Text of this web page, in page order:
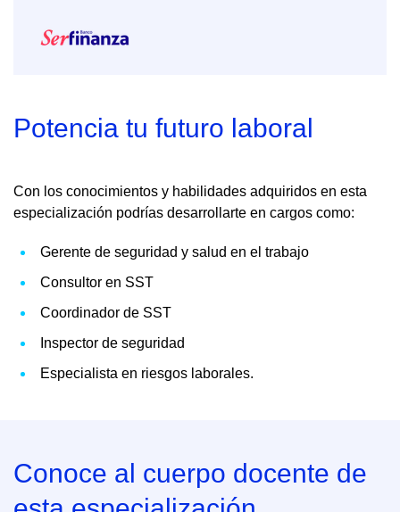
Potencia tu futuro laboral
Con los conocimientos y habilidades adquiridos en esta
especialización podrías desarrollarte en cargos como:
Gerente de seguridad y salud en el trabajo
Consultor en SST
Coordinador de SST
Inspector de seguridad
Especialista en riesgos laborales.
Conoce al cuerpo docente de